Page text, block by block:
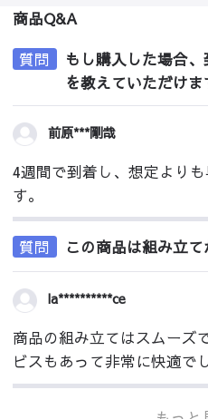
商品Q&A
質問
もし購入した場合
を教えていただけま
前原***剛哉
4週間で到着し、想定より
す。
質問 この商品は組み立
la**********ce
商品の組み立てはスムーズ
ビスもあって非常に快適で